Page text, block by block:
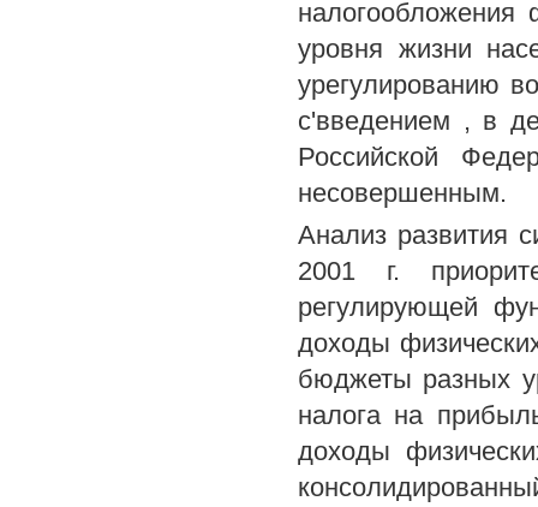
налогообложения
уровня жизни
урегулированию
с'введением , в
Российской
несовершенным.
Анализ развития
2001 г.
регулирующей
доходы
бюджеты разных
налога на
доходы